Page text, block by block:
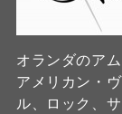
オランダのア
アメリカン・
ル、ロック、